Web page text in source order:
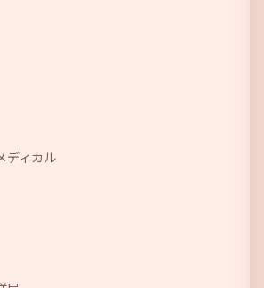
ディカル